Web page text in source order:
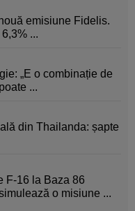
emisiune Fidelis.
...
„E o combinație de
...
din Thailanda: șapte
F-16 la Baza 86
o misiune ...